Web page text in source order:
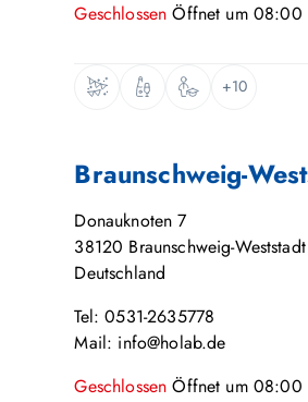
GeschlossenÖffnet um 08:00
+10
Braunschweig-
Donauknoten 7
38120 Braunschweig-Weststadt
Deutschland
Tel: 0531-2635778
Mail: info@holab.de
GeschlossenÖffnet um 08:00